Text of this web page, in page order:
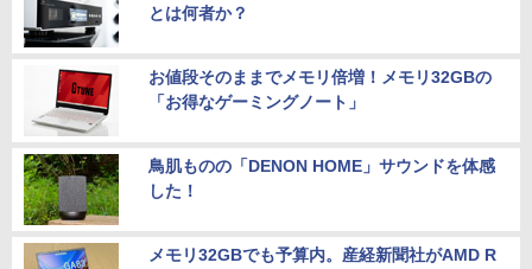
とは何者か？
お値段そのままでメモリ倍増！メモリ32GBの
「お得なゲーミングノート」
鳥肌ものの「DENON HOME」サウンドを体感
した！
メモリ32GBでも予算内。産経新聞社がAMD R